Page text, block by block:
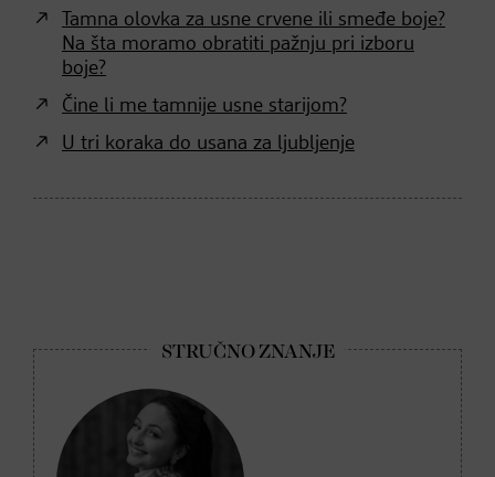
Tamna olovka za usne crvene ili smeđe boje?
Na šta moramo obratiti pažnju pri izboru
boje?
Čine li me tamnije usne starijom?
U tri koraka do usana za ljubljenje